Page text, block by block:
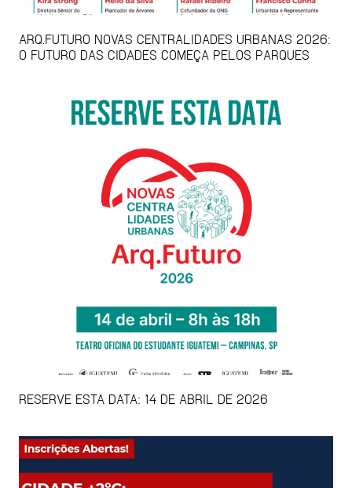
ARQ.FUTURO NOVAS CENTRALIDADES URBANAS 2026:
O FUTURO DAS CIDADES COMEÇA PELOS PARQUES
RESERVE ESTA DATA: 14 DE ABRIL DE 2026